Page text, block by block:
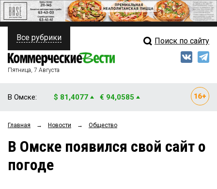
ПОЛИТИКА
ФИНАНСЫ
ОБЩЕСТВО
ЗАКОН
НОВОСТИ КОМПАНИЙ
Свежий выпуск
Рейтинги
Все рубрики Поиск по сайту
Пятница, 7 Августа
В Омске: $ 81,4077 € 94,0585
Главная → Новости → Общество
В Омске появился свой сайт о
погоде